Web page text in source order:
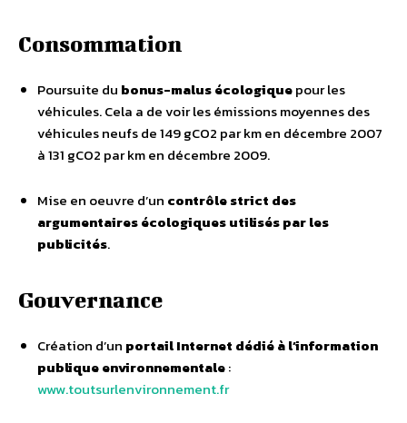
Consommation
Poursuite du bonus-malus écologiquepour les
véhicules. Cela a de voir les émissions moyennes des
véhicules neufs de 149 gCO2 par km en décembre 2007
à 131 gCO2 par km en décembre 2009.
Mise en oeuvre d’un contrôle strict des
argumentaires écologiques utilisés par les
publicités.
Gouvernance
Création d’un portail Internet dédié à l’information
publique environnementale:
www.toutsurlenvironnement.fr